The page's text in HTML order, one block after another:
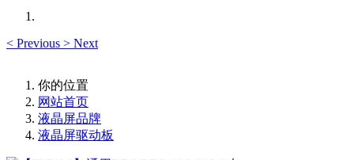
< Previous > Next
你的位置
网站首页
液晶屏品牌
液晶屏驱动板